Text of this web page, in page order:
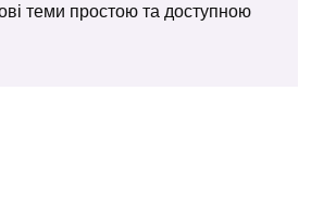
теми простою та доступною